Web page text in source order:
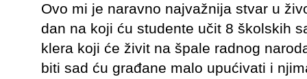
Ovo mi je naravno najvažnija stvar u
dan na koji ću studente učit 8 školskih
klera koji će živit na špale radnog
biti sad ću građane malo upućivati i